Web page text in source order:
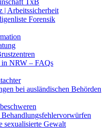
TxB
| Arbeitssicherheit
Forensik
in NRW – FAQs
bei ausländischen Behörden
sexualisierte Gewalt